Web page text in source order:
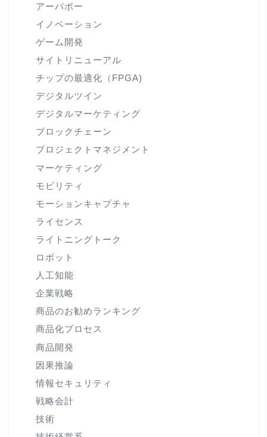
アーパボー
イノベーション
ゲーム開発
サイトリニューアル
チップの最適化（FPGA)
デジタルツイン
デジタルマーケティング
ブロックチェーン
プロジェクトマネジメント
マーケティング
モビリティ
モーションキャプチャ
ライセンス
ライトニングトーク
ロボット
人工知能
企業戦略
商品のお勧めランキング
商品化プロセス
商品開発
因果推論
情報セキュリティ
戦略会計
技術